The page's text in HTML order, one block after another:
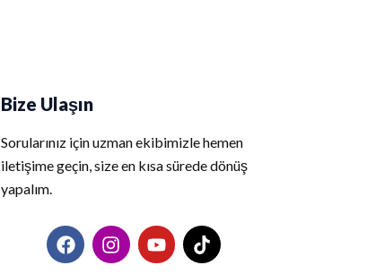
Bize Ulaşın
Sorularınız için uzman ekibimizle hemen
iletişime geçin, size en kısa sürede dönüş
yapalım.
F
a
c
I
n
s
Y
o
u
T
i
k